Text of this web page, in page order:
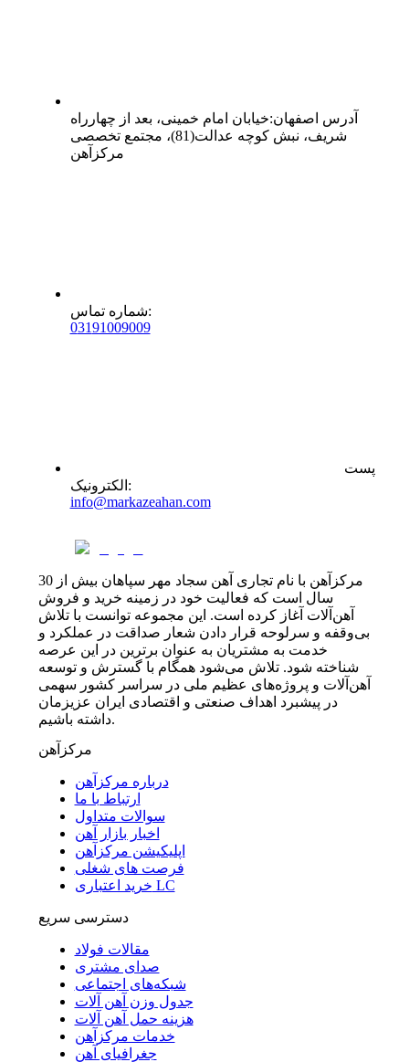
آدرس اصفهان:خیابان امام خمینی، بعد از چهارراه
شریف، نبش کوچه عدالت(81)، مجتمع تخصصی
مرکزآهن
شماره تماس:
03191009009
پست
الکترونیک :
info@markazeahan.com
مرکزآهن با نام تجاری آهن سجاد مهر سپاهان بیش از 30
سال است که فعالیت خود در زمینه خرید و فروش
آهن‌آلات آغاز کرده است. این مجموعه توانست با تلاش
بی‌وقفه و سرلوحه قرار دادن شعار صداقت در عملکرد و
خدمت به مشتریان به عنوان برترین در این عرصه
شناخته شود. تلاش می‌شود همگام با گسترش و توسعه
آهن‌آلات و پروژه‌های عظیم ملی در سراسر کشور سهمی
در پیشبرد اهداف صنعتی و اقتصادی ایران عزیزمان
داشته باشیم.
مرکزآهن
درباره مرکزآهن
ارتباط با ما
سوالات متداول
اخبار بازار آهن
اپلیکیشن مرکزآهن
فرصت های شغلی
خرید اعتباری LC
دسترسی سریع
مقالات فولاد
صدای مشتری
شبکه‌های اجتماعی
جدول وزن آهن آلات
هزینه حمل آهن آلات
خدمات مرکزآهن
جغرافیای آهن